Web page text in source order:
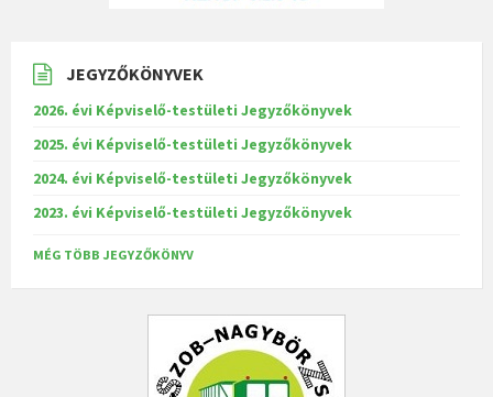
JEGYZŐKÖNYVEK
2026. évi Képviselő-testületi Jegyzőkönyvek
2025. évi Képviselő-testületi Jegyzőkönyvek
2024. évi Képviselő-testületi Jegyzőkönyvek
2023. évi Képviselő-testületi Jegyzőkönyvek
MÉG TÖBB JEGYZŐKÖNYV